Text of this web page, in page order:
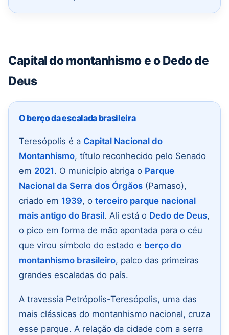
Capital do montanhismo e o Dedo de
Deus
O berço da escalada brasileira
Teresópolis é a Capital Nacional do
Montanhismo, título reconhecido pelo Senado
em 2021. O município abriga o Parque
Nacional da Serra dos Órgãos (Parnaso),
criado em 1939, o terceiro parque nacional
mais antigo do Brasil. Ali está o Dedo de Deus,
o pico em forma de mão apontada para o céu
que virou símbolo do estado e berço do
montanhismo brasileiro, palco das primeiras
grandes escaladas do país.
A travessia Petrópolis-Teresópolis, uma das
mais clássicas do montanhismo nacional, cruza
esse parque. A relação da cidade com a serra